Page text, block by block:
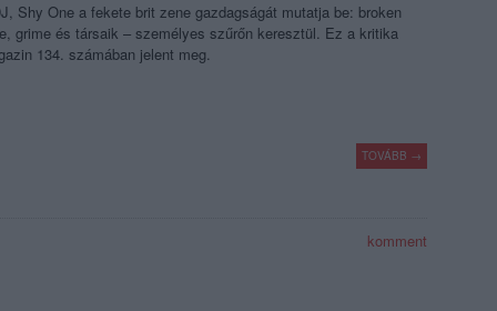
Shy One a fekete brit zene gazdagságát mutatja be: broken
grime és társaik – személyes szűrőn keresztül. Ez a kritika
134. számában jelent meg.
TOVÁBB →
komment